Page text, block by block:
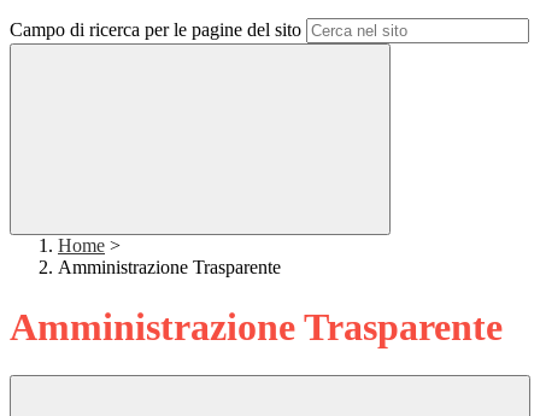
Campo di ricerca per le pagine del sito
Home >
Amministrazione Trasparente
Amministrazione Trasparente